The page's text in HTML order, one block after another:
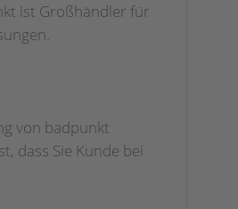
ist Großhändler für
von badpunkt
dass Sie Kunde bei